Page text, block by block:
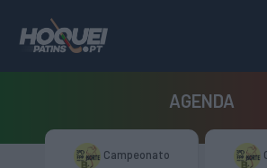
AGENDA
Campeonato